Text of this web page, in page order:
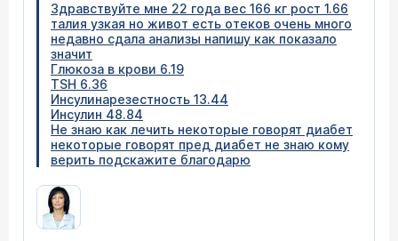
Здравствуйте мне 22 года вес 166 кг рост 1.66
талия узкая но живот есть отеков очень много
недавно сдала анализы напишу как показало
значит
Глюкоза в крови 6.19
TSH 6.36
Инсулинарезестность 13.44
Инсулин 48.84
Не знаю как лечить некоторые говорят диабет
некоторые говорят пред диабет не знаю кому
верить подскажите благодарю